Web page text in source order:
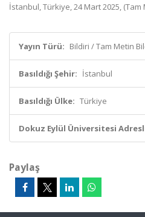
İstanbul, Türkiye, 24 Mart 2025, (Tam
Yayın Türü: Bildiri / Tam Metin
Basıldığı Şehir: İstanbul
Basıldığı Ülke: Türkiye
Dokuz Eylül Üniversitesi
Paylaş